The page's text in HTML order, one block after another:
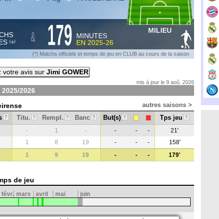
(*) & 179
MINUTES
EN 2025-26
MILIEU
(*) Matchs officiels et temps de jeu en CLUB au cours de la saison
votre avis sur Jimi GOWER
mis à jour le 9 aoû. 2026
2025/2026
autres saisons >
? Titu. ? Rempl. ? Banc ? But(s) ? Tps jeu ?
- 1 - - - -
21'
1
8 19 - - -
158'
1
9 19 - - - 179'
de jeu
févr. mars avril mai juin